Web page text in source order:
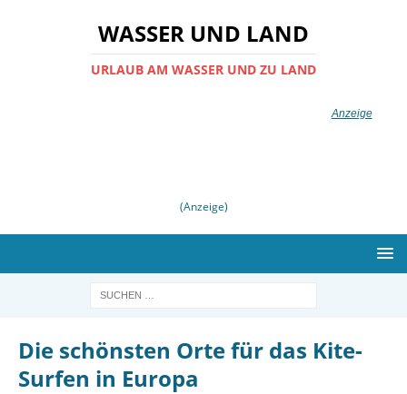
WASSER UND LAND
URLAUB AM WASSER UND ZU LAND
(Anzeige)
Die schönsten Orte für das Kite-
Surfen in Europa